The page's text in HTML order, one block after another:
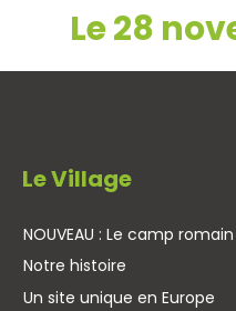
Le 28
Le Village
NOUVEAU : Le camp romain
Notre histoire
Un site unique en Europe